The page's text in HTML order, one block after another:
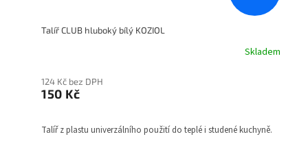
Talíř CLUB hluboký bílý KOZIOL
Skladem
124 Kč bez DPH
150 Kč
Talíř z plastu univerzálního použití do teplé i studené kuchyně.